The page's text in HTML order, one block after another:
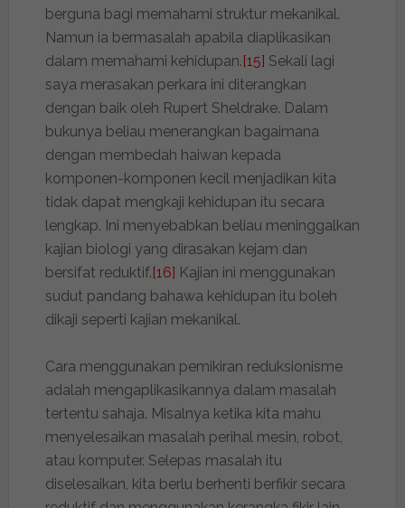
berguna bagi memahami struktur mekanikal.
Namun ia bermasalah apabila diaplikasikan
dalam memahami kehidupan.[15] Sekali lagi
saya merasakan perkara ini diterangkan
dengan baik oleh Rupert Sheldrake. Dalam
bukunya beliau menerangkan bagaimana
dengan membedah haiwan kepada
komponen-komponen kecil menjadikan kita
tidak dapat mengkaji kehidupan itu secara
lengkap. Ini menyebabkan beliau meninggalkan
kajian biologi yang dirasakan kejam dan
bersifat reduktif.[16] Kajian ini menggunakan
sudut pandang bahawa kehidupan itu boleh
dikaji seperti kajian mekanikal.
Cara menggunakan pemikiran reduksionisme
adalah mengaplikasikannya dalam masalah
tertentu sahaja. Misalnya ketika kita mahu
menyelesaikan masalah perihal mesin, robot,
atau komputer. Selepas masalah itu
diselesaikan, kita berlu berhenti berfikir secara